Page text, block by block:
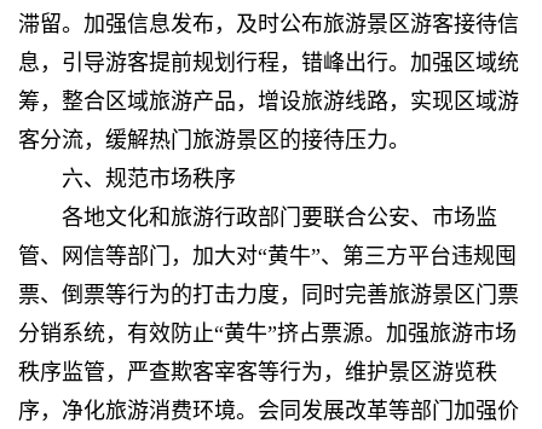
滞留。加强信息发布，及时公布旅游景区游客接待信
息，引导游客提前规划行程，错峰出行。加强区域统
筹，整合区域旅游产品，增设旅游线路，实现区域游
客分流，缓解热门旅游景区的接待压力。
六、规范市场秩序
各地文化和旅游行政部门要联合公安、市场监
管、网信等部门，加大对“黄牛”、第三方平台违规囤
票、倒票等行为的打击力度，同时完善旅游景区门票
分销系统，有效防止“黄牛”挤占票源。加强旅游市场
秩序监管，严查欺客宰客等行为，维护景区游览秩
序，净化旅游消费环境。会同发展改革等部门加强价